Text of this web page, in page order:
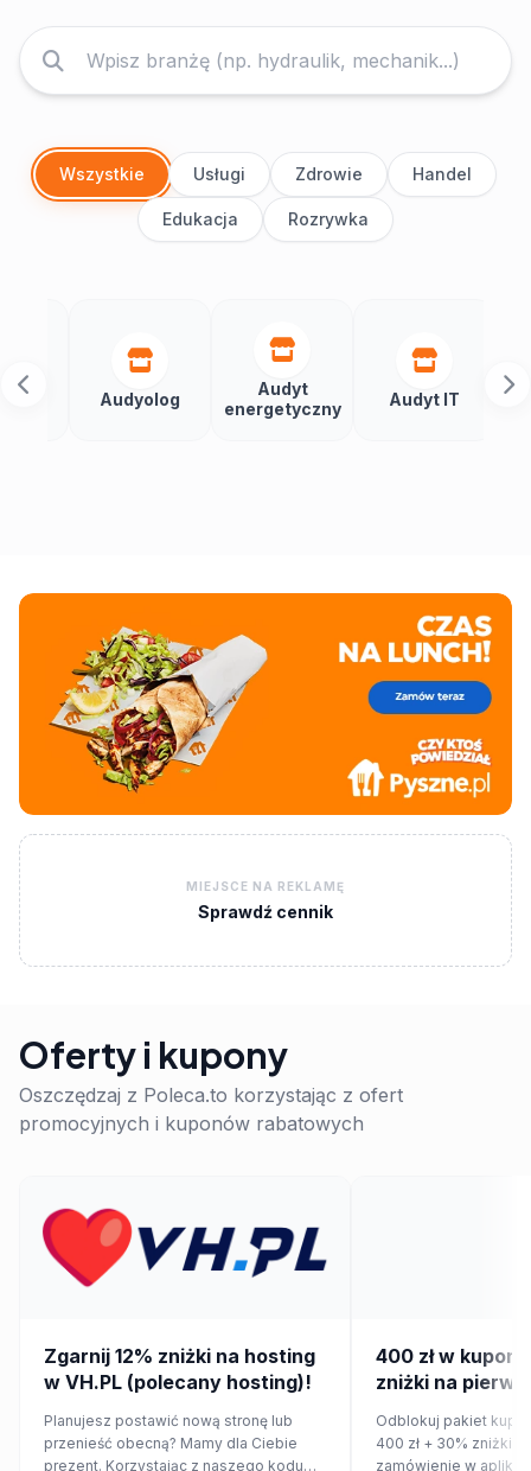
Wszystkie Usługi Zdrowie Handel
Edukacja Rozrywka
Audyolog
Audyt
energetyczny
Audyt IT
MIEJSCE NA REKLAMĘ
Sprawdź cennik
Oferty i kupony
Oszczędzaj z Poleca.to korzystając z ofert
promocyjnych i kuponów rabatowych
Zgarnij 12% zniżki na hosting
w VH.PL (polecany hosting)!
Planujesz postawić nową stronę lub
przenieść obecną? Mamy dla Ciebie
prezent. Korzystając z naszego kodu
400 zł w
zniżki na
Odblokuj pakiet
400 zł + 30% zniżki
zamówienie w